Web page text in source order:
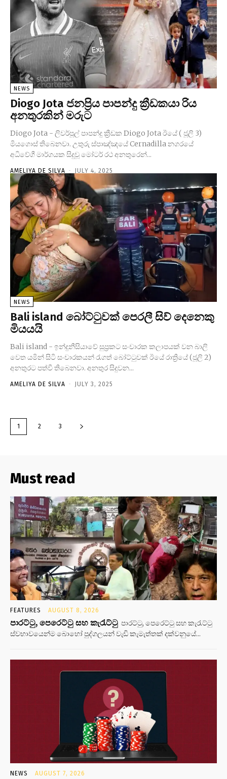
NEWS
Diogo Jota ජනප්‍රිය පාපන්දු ක්‍රීඩකයා රිය
අනතුරකින් මරුට
Diogo Jota - ලිවර්පූල් පාපන්දු ක්‍රීඩක Diogo Jota ඊයේ ( ජූලි 3)
මියගොස් තිබෙනවා. උතුරු ස්පාඤ්ඤයේ Cernadilla නගරයේ
අධිවේගී මාර්ගයක සිදුවූ මෝටර් රථ අනතුරෙන්...
AMELIYA DE SILVA - JULY 4, 2025
NEWS
Bali island බෝට්ටුවක් පෙරලී සිව් දෙනෙකු
මියයයි
Bali island - ඉන්දුනීසියාවේ සුප්‍රකට සංචාරක කලාපයක් වන බාලි
වෙත යමින් සිටි සංචාරකයන් රැගත් බෝට්ටුවක් ඊයේ රාත්‍රියේ (ජූලි 2)
අනතුරට පත්වී තිබෙනවා. අනතුර සිදුවන...
AMELIYA DE SILVA - JULY 3, 2025
1 2 3
Must read
FEATURES AUGUST 8, 2026
පාරට්ටු, පෙරෙට්ටු සහ කැරැට්ටු පාරට්ටු, පෙරෙට්ටු සහ කැරැට්ටු
ස්වභාවයෙන්ම බොහෝ පුද්ගලයන් වැඩි කැමැත්තක් දක්වනුයේ...
NEWS AUGUST 7, 2026